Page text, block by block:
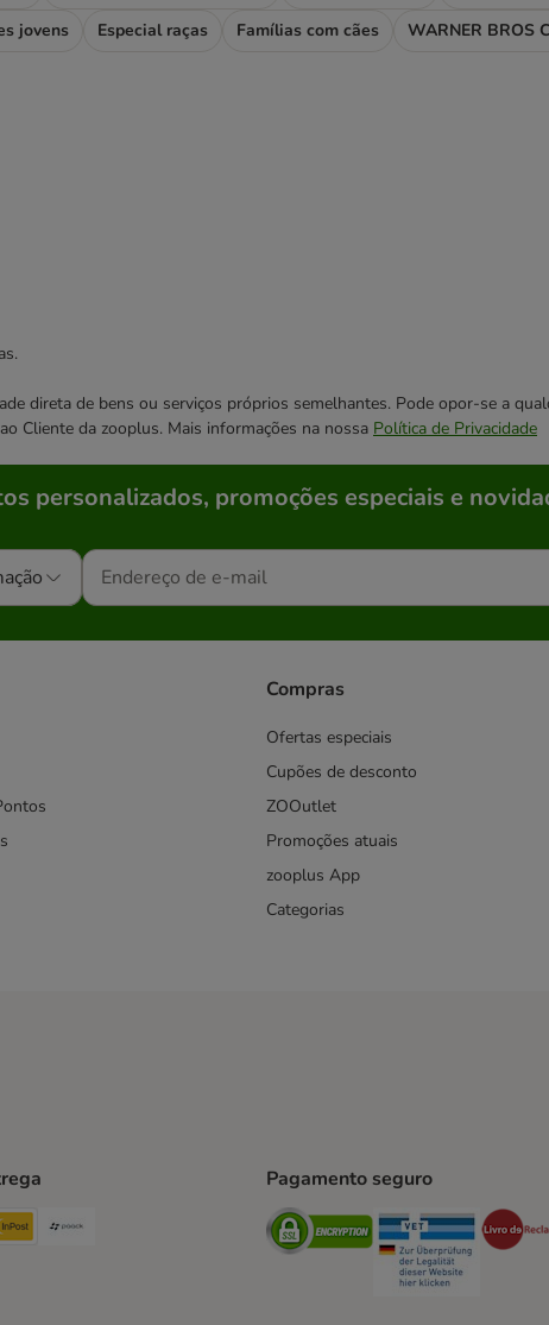
jovens
Especial raças Famílias com cães WARNER BROS
direta de bens ou serviços próprios semelhantes. Pode opor-se a
Cliente da zooplus. Mais informações na nossa Política de Privacidade
personalizados, promoções especiais e
Compras
Ofertas especiais
Cupões de desconto
ZOOutlet
Promoções atuais
zooplus App
Categorias
MethodShipping Method
InPost Shipping Method
Paack Shipping Method
Pagamento seguro
Security Security